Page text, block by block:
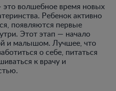
это волшебное время новых
Ребенок активно
появляются первые
Этот этап — начало
и малышом. Лучшее, что
о себе, питаться
к врачу и